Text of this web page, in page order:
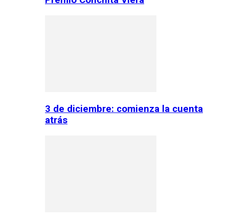
3 de diciembre: comienza la cuenta
atrás